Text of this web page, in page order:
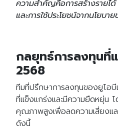
ความสำคัญคือการสร้างรายไ
และการใช้ประโยชน์จากนโยบา
กลยุทธ์การลงทุนที่
2568
ทีมที่ปรึกษาการลงทุนของยูโอบี
ที่แข็งแกร่งและมีความยืดหยุ่น
คุณภาพสูงเพื่อลดความเสี่ยงแล
ดังนี้